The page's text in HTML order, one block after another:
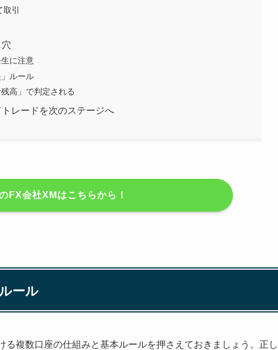
引
に注意
ルール
高」で判定される
レードを次のステージへ
FX会社XMはこちらから！
ール
複数口座の仕組みと基本ルールを押さえておきましょう。正し